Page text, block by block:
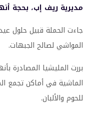
مديرية ريف إب، بحجة
جاءت الحملة قبيل حلول
المواشي لصالح الجبهات.
بررت المليشيا المصادرة
الماشية في أماكن تجمع
للحوم والألبان.